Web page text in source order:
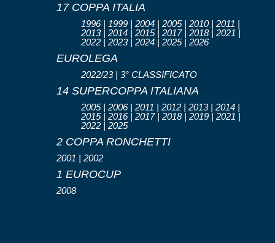
17 COPPA ITALIA
1996 | 1999 | 2004 | 2005 | 2010 | 2011 |
2013 | 2014 | 2015 | 2017 | 2018 | 2021 |
2022 | 2023 | 2024 | 2025 | 2026
EUROLEGA
2022/23 | 3° CLASSIFICATO
14 SUPERCOPPA ITALIANA
2005 | 2006 | 2011 | 2012 | 2013 | 2014 |
2015 | 2016 | 2017 | 2018 | 2019 | 2021 |
2022 | 2025
2 COPPA RONCHETTI
2001 | 2002
1 EUROCUP
2008